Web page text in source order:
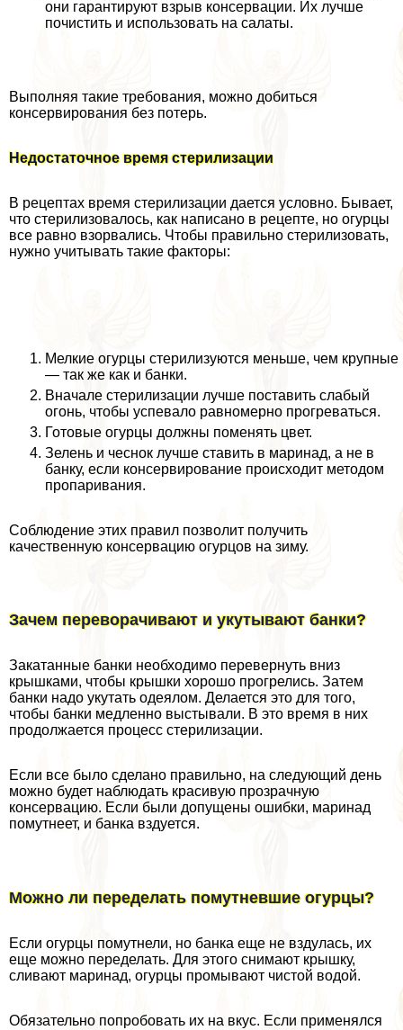
они гарантируют взрыв консервации. Их лучше
почистить и использовать на салаты.
Выполняя такие требования, можно добиться
консервирования без потерь.
Недостаточное время стерилизации
В рецептах время стерилизации дается условно. Бывает,
что стерилизовалось, как написано в рецепте, но огурцы
все равно взорвались. Чтобы правильно стерилизовать,
нужно учитывать такие факторы:
Мелкие огурцы стерилизуются меньше, чем крупные
— так же как и банки.
Вначале стерилизации лучше поставить слабый
огонь, чтобы успевало равномерно прогреваться.
Готовые огурцы должны поменять цвет.
Зелень и чеснок лучше ставить в маринад, а не в
банку, если консервирование происходит методом
пропаривания.
Соблюдение этих правил позволит получить
качественную консервацию огурцов на зиму.
Зачем переворачивают и укутывают банки?
Закатанные банки необходимо перевернуть вниз
крышками, чтобы крышки хорошо прогрелись. Затем
банки надо укутать одеялом. Делается это для того,
чтобы банки медленно выстывали. В это время в них
продолжается процесс стерилизации.
Если все было сделано правильно, на следующий день
можно будет наблюдать красивую прозрачную
консервацию. Если были допущены ошибки, маринад
помутнеет, и банка вздуется.
Можно ли переделать помутневшие огурцы?
Если огурцы помутнели, но банка еще не вздулась, их
еще можно переделать. Для этого снимают крышку,
сливают маринад, огурцы промывают чистой водой.
Обязательно попробовать их на вкус. Если применялся